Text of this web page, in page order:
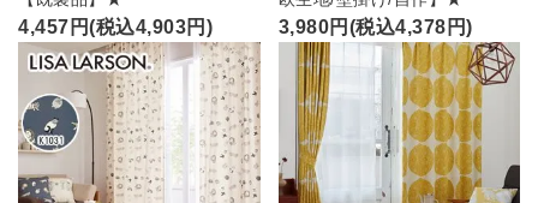
4,457円(税込4,903円) 3,980円(税込4,378円)